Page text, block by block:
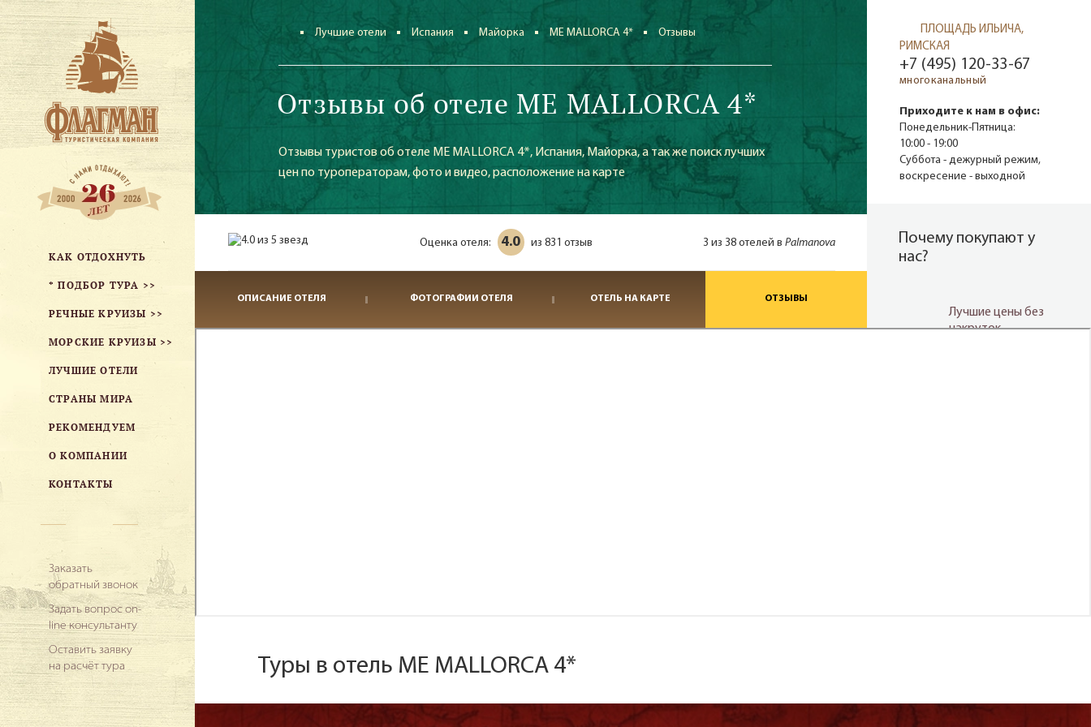
КАК ОТДОХНУТЬ
* ПОДБОР ТУРА >>
РЕЧНЫЕ КРУИЗЫ >>
МОРСКИЕ КРУИЗЫ >>
ЛУЧШИЕ ОТЕЛИ
СТРАНЫ МИРА
РЕКОМЕНДУЕМ
О КОМПАНИИ
КОНТАКТЫ
Заказать
обратный звонок
Задать вопрос on-
line консультанту
Оставить заявку
на расчёт тура
Лучшие отели Испания Майорка ME MALLORCA 4* Отзывы
Отзывы об отеле ME MALLORCA 4*
Отзывы туристов об отеле ME MALLORCA 4*, Испания, Майорка, а так же поиск лучших
цен по туроператорам, фото и видео, расположение на карте
Оценка отеля: 4.0 из 831 отзыв 3 из 38 отелей в Palmanova
ОПИСАНИЕ ОТЕЛЯ ФОТОГРАФИИ ОТЕЛЯ ОТЕЛЬ НА КАРТЕ ОТЗЫВЫ
ПЛОЩАДЬ ИЛЬИЧА,
РИМСКАЯ
+7 (495) 120-33-67
многоканальный
Приходите к нам в офис:
Понедельник-Пятница:
10:00 - 19:00
Суббота - дежурный режим,
воскресение - выходной
Почему покупают у
нас?
Лучшие цены без
накруток
Туры в отель ME MALLORCA 4*